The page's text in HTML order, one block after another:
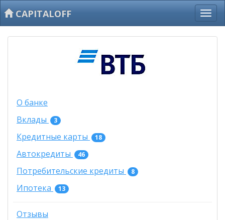
CAPITALOFF
О банке
Вклады
3
Кредитные карты 18
Автокредиты 46
Потребительские кредиты 8
Ипотека 13
Отзывы